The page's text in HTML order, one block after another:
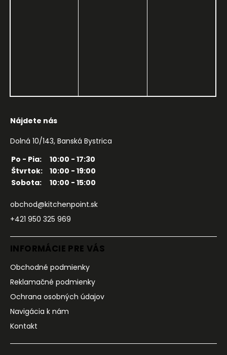
Nájdete nás
Dolná 10/143, Banská Bystrica
Po - Pia:
10:00 - 17:30
Štvrtok:
10:00 - 19:00
Sobota:
10:00 - 15:00
obchod@kitchenpoint.sk
+421 950 325 969
INFORMÁCIE PRE VÁS
Obchodné podmienky
Reklamačné podmienky
Ochrana osobných údajov
Navigácia k nám
Kontakt